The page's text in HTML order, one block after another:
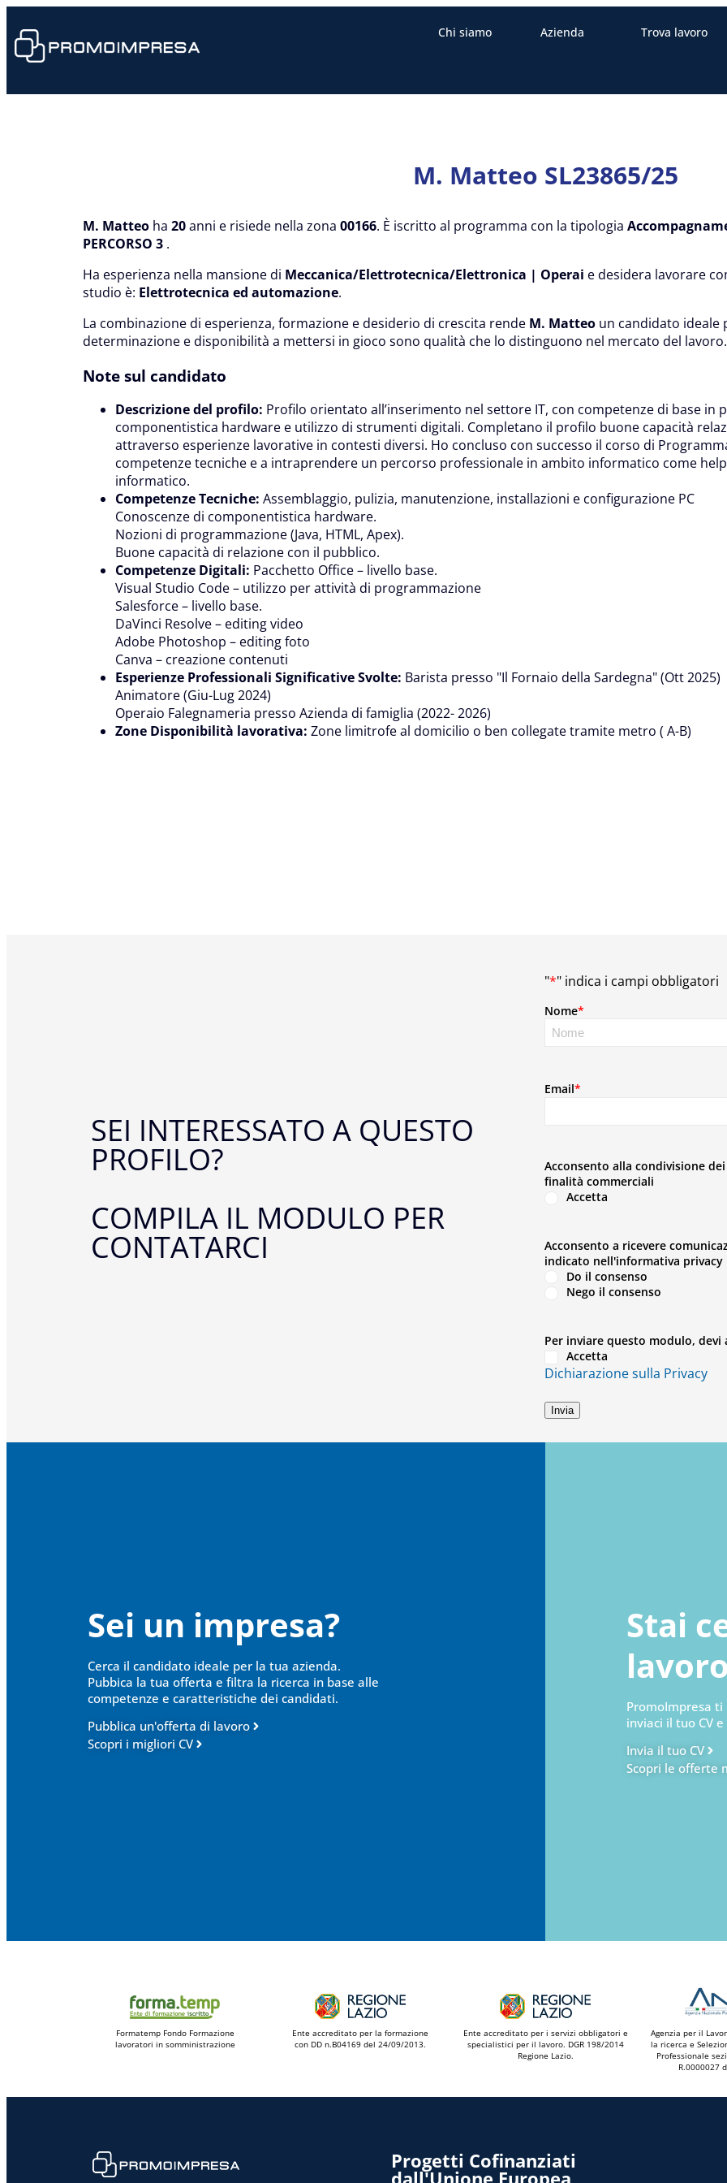
Chi siamo Azienda Trova lavoro
M. Matteo SL23865/25
M. Matteo ha 20anni e risiede nella zona 00166. È iscritto al programma con la tipologia
PERCORSO 3 .
Ha esperienza nella mansione di Meccanica/Elettrotecnica/Elettronica | Operai e desidera lavorare
studio è: Elettrotecnica ed automazione.
La combinazione di esperienza, formazione e desiderio di crescita rende M. Matteo un candidato ideale
determinazione e disponibilità a mettersi in gioco sono qualità che lo distinguono nel mercato del lavoro.
Note sul candidato
Descrizione del profilo: Profilo orientato all’inserimento nel settore IT, con competenze di base in
componentistica hardware e utilizzo di strumenti digitali. Completano il profilo buone capacità
attraverso esperienze lavorative in contesti diversi. Ho concluso con successo il corso di
competenze tecniche e a intraprendere un percorso professionale in ambito informatico come
informatico.
Competenze Tecniche: Assemblaggio, pulizia, manutenzione, installazioni e configurazione PC
Conoscenze di componentistica hardware.
Nozioni di programmazione (Java, HTML, Apex).
Buone capacità di relazione con il pubblico.
Competenze Digitali: Pacchetto Office – livello base.
Visual Studio Code – utilizzo per attività di programmazione
Salesforce – livello base.
DaVinci Resolve – editing video
Adobe Photoshop – editing foto
Canva – creazione contenuti
Esperienze Professionali Significative Svolte: Barista presso "Il Fornaio della Sardegna" (Ott 2025)
Animatore (Giu-Lug 2024)
Operaio Falegnameria presso Azienda di famiglia (2022- 2026)
Zone Disponibilità lavorativa: Zone limitrofe al domicilio o ben collegate tramite metro ( A-B)
SEI INTERESSATO A QUESTO
PROFILO?
COMPILA IL MODULO PER
CONTATARCI
"*" indica i campi obbligatori
Nome*
Email*
Acconsento alla condivisione
finalità commerciali
Accetta
Acconsento a ricevere
indicato nell'informativa privacy
Do il consenso
Nego il consenso
Per inviare questo modulo,
Accetta
Dichiarazione sulla Privacy
Invia
Sei un impresa?
Cerca il candidato ideale per la tua azienda.
Pubbica la tua offerta e filtra la ricerca in base alle
competenze e caratteristiche dei candidati.
Pubblica un'offerta di lavoro
Scopri i migliori CV
Stai
PromoImpresa
inviaci il tuo CV
Invia il tuo CV
Scopri le offerte
Formatemp Fondo Formazione
lavoratori in somministrazione
Ente accreditato per la formazione
con DD n.B04169 del 24/09/2013.
Ente accreditato per i servizi obbligatori e
specialistici per il lavoro. DGR 198/2014
Regione Lazio.
Agenzia per il
la ricerca e
Professionale
R.0000027
Progetti Cofinanziati
dall'Unione Europea